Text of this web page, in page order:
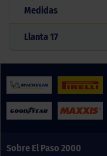
Medidas
Llanta17
Sobre El Paso 2000